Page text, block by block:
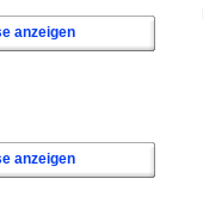
anzeigen
anzeigen